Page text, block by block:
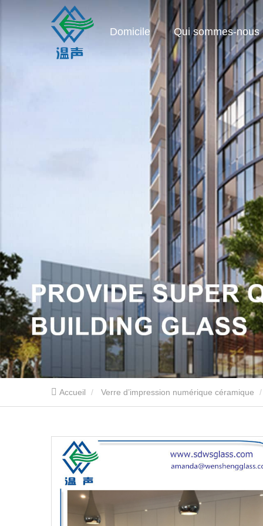
Domicile Qui sommes-nous
Accueil Verre d’impression numérique céramique